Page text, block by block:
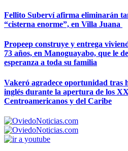
Fellito Suberví afirma eliminarán
“cisterna enorme”, en Villa Juana
Propeep construye y entrega
73 años, en Manoguayabo, que le
esperanza a toda su familia
Vakeró agradece oportunidad tras
inglés durante la apertura de los
Centroamericanos y del Caribe